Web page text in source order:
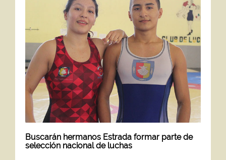
Buscarán hermanos Estrada formar parte de
selección nacional de luchas